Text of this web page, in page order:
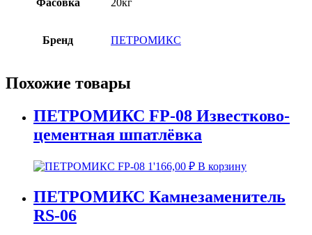
Фасовка 20кг
Бренд ПЕТРОМИКС
Похожие товары
ПЕТРОМИКС FP-08 Известково-
цементная шпатлёвка
1'166,00 ₽ В корзину
ПЕТРОМИКС Камнезаменитель
RS-06